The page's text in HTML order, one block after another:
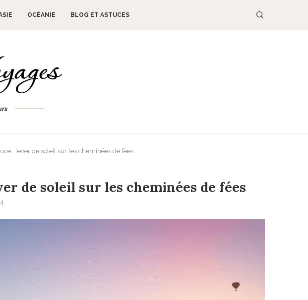
OCÉANIE BLOG ET ASTUCES
: lever de soleil sur les cheminées de fées
de soleil sur les cheminées de fées